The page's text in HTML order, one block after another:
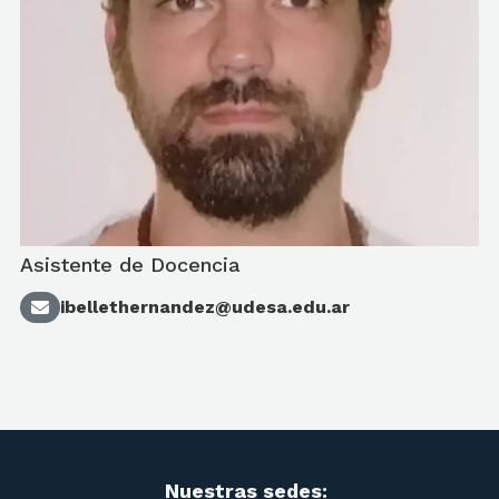
Asistente de Docencia
ibellethernandez@udesa.edu.ar
Nuestras sedes: